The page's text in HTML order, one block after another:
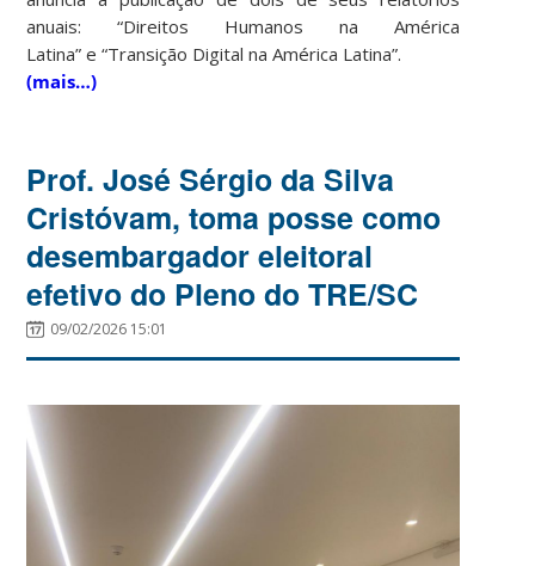
anuais: “Direitos Humanos na América
Latina” e “Transição Digital na América Latina”.
(mais…)
Prof. José Sérgio da Silva
Cristóvam, toma posse como
desembargador eleitoral
efetivo do Pleno do TRE/SC
09/02/2026 15:01